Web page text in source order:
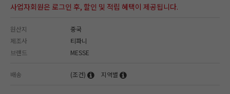
사업자회원은 로그인 후, 할인 및 적립 혜택이 제공됩니다.
원산지
중국
제조사
티파니
브랜드
MESSE
배송 (조건) 지역별